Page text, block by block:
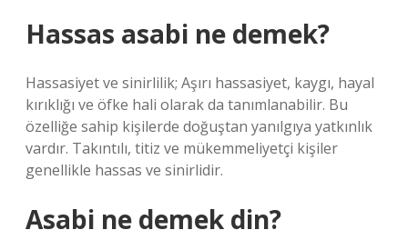
Hassas asabi ne demek?
Hassasiyet ve sinirlilik; Aşırı hassasiyet, kaygı, hayal
kırıklığı ve öfke hali olarak da tanımlanabilir. Bu
özelliğe sahip kişilerde doğuştan yanılgıya yatkınlık
vardır. Takıntılı, titiz ve mükemmeliyetçi kişiler
genellikle hassas ve sinirlidir.
Asabi ne demek din?